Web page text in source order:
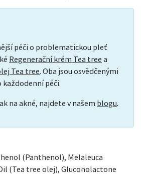
péči o problematickou pleť
Regenerační krém Tea tree a
Tea tree. Oba jsou osvědčenými
péči.
na akné, najdete v našem blogu.
(Panthenol), Melaleuca
(Tea tree olej), Gluconolactone